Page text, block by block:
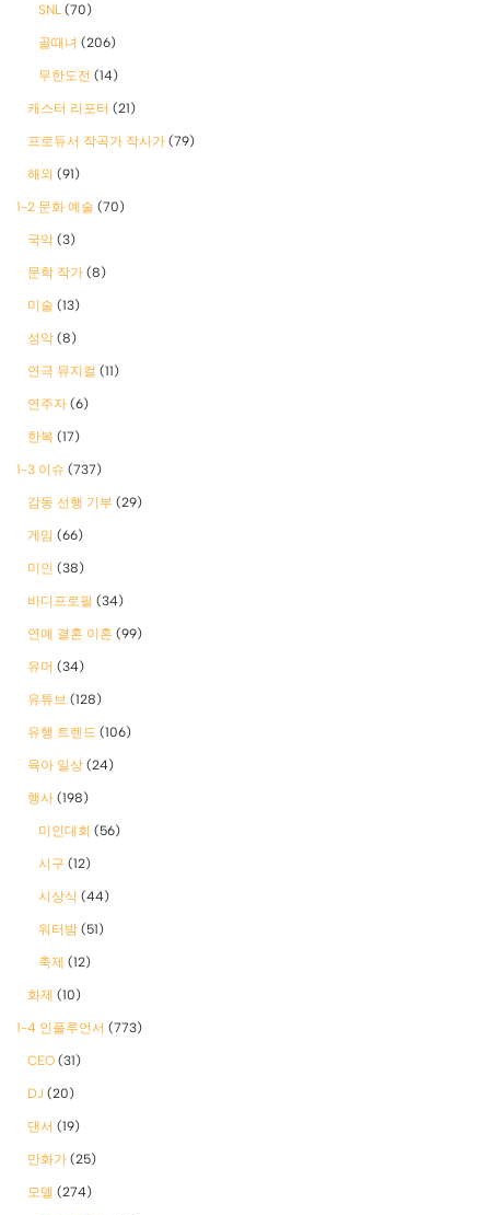
SNL (70)
골때녀 (206)
무한도전 (14)
캐스터 리포터 (21)
프로듀서 작곡가 작사가 (79)
해외 (91)
1-2 문화 예술 (70)
국악 (3)
문학 작가 (8)
미술 (13)
성악 (8)
연극 뮤지컬 (11)
연주자 (6)
한복 (17)
1-3 이슈 (737)
감동 선행 기부 (29)
게임 (66)
미인 (38)
바디프로필 (34)
연예 결혼 이혼 (99)
유머 (34)
유튜브 (128)
유행 트렌드 (106)
육아 일상 (24)
행사 (198)
미인대회 (56)
시구 (12)
시상식 (44)
워터밤 (51)
축제 (12)
화제 (10)
1-4 인플루언서 (773)
CEO (31)
DJ (20)
댄서 (19)
만화가 (25)
모델 (274)